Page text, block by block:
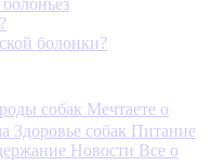
болонки?
собак Мечтаете о
Здоровье собак Питание
Новости Все о